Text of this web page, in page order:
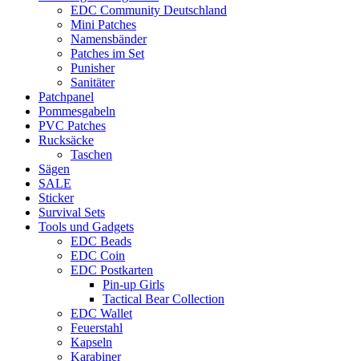
EDC Community Deutschland
Mini Patches
Namensbänder
Patches im Set
Punisher
Sanitäter
Patchpanel
Pommesgabeln
PVC Patches
Rucksäcke
Taschen
Sägen
SALE
Sticker
Survival Sets
Tools und Gadgets
EDC Beads
EDC Coin
EDC Postkarten
Pin-up Girls
Tactical Bear Collection
EDC Wallet
Feuerstahl
Kapseln
Karabiner